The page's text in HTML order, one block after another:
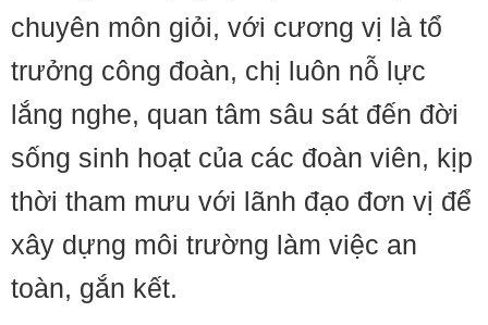
chuyên môn giỏi, với cương vị là tổ
trưởng công đoàn, chị luôn nỗ lực
lắng nghe, quan tâm sâu sát đến đời
sống sinh hoạt của các đoàn viên, kịp
thời tham mưu với lãnh đạo đơn vị để
xây dựng môi trường làm việc an
toàn, gắn kết.